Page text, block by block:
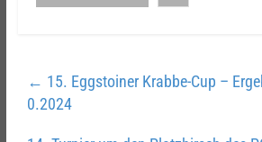
← 15. Eggstoiner Krabbe-Cup –
0.2024